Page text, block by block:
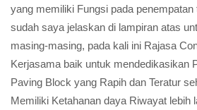
yang memiliki Fungsi pada
sudah saya jelaskan di lampiran atas
masing-masing, pada kali ini Rajasa
Kerjasama baik untuk mendedikasikan
Paving Block yang Rapih dan Teratur
Memiliki Ketahanan daya Riwayat lebih